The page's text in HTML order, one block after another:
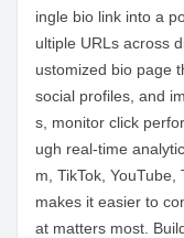
ingle bio link into a
ultiple URLs across
ustomized bio page
social profiles, and
s, monitor click
ugh real-time
m, TikTok,
makes it easier to
at matters most.